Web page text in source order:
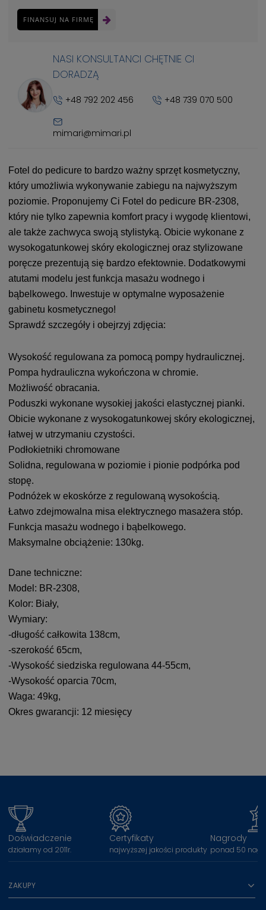
FINANSUJ NA FIRMĘ
NASI KONSULTANCI CHĘTNIE CI
DORADZĄ
+48 792 202 456 +48 739 070 500
mimari@mimari.pl
Fotel do pedicure to bardzo ważny sprzęt kosmetyczny,
który umożliwia wykonywanie zabiegu na najwyższym
poziomie. Proponujemy Ci Fotel do pedicure BR-2308,
który nie tylko zapewnia komfort pracy i wygodę klientowi,
ale także zachwyca swoją stylistyką. Obicie wykonane z
wysokogatunkowej skóry ekologicznej oraz stylizowane
poręcze prezentują się bardzo efektownie. Dodatkowymi
atutami modelu jest funkcja masażu wodnego i
bąbelkowego. Inwestuje w optymalne wyposażenie
gabinetu kosmetycznego!
Sprawdź szczegóły i obejrzyj zdjęcia:
Wysokość regulowana za pomocą pompy hydraulicznej.
Pompa hydrauliczna wykończona w chromie.
Możliwość obracania.
Poduszki wykonane wysokiej jakości elastycznej pianki.
Obicie wykonane z wysokogatunkowej skóry ekologicznej,
łatwej w utrzymaniu czystości.
Podłokietniki chromowane
Solidna, regulowana w poziomie i pionie podpórka pod
stopę.
Podnóżek w ekoskórze z regulowaną wysokością.
Łatwo zdejmowalna misa elektrycznego masażera stóp.
Funkcja masażu wodnego i bąbelkowego.
Maksymalne obciążenie: 130kg.
Dane techniczne:
Model: BR-2308,
Kolor: Biały,
Wymiary:
-długość całkowita 138cm,
-szerokość 65cm,
-Wysokość siedziska regulowana 44-55cm,
-Wysokość oparcia 70cm,
Waga: 49kg,
Okres gwarancji: 12 miesięcy
Doświadczenie
działamy od 2011r.
Certyfikaty
najwyższej jakości produkty
Nagrody
ponad 50
ZAKUPY